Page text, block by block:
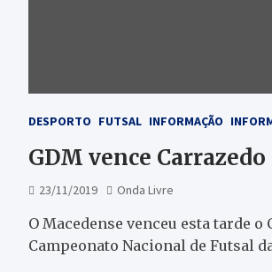
DESPORTO FUTSAL INFORMAÇÃO
GDM vence
23/11/2019 Onda Livre
O Macedense venceu esta tarde
Campeonato Nacional de Futsal